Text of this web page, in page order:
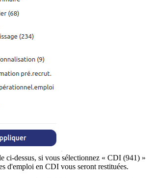
ci-dessus, si vous sélectionnez « CDI (941) »
d'emploi en CDI vous seront restituées.